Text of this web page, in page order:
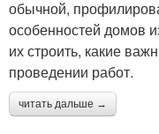
обычной,
особенностей домов
их строить, какие
проведении работ.
читать дальше →